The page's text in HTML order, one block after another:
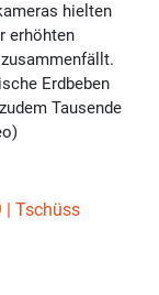
hielten
erhöhten
Erdbeben
Tausende
| Tschüss